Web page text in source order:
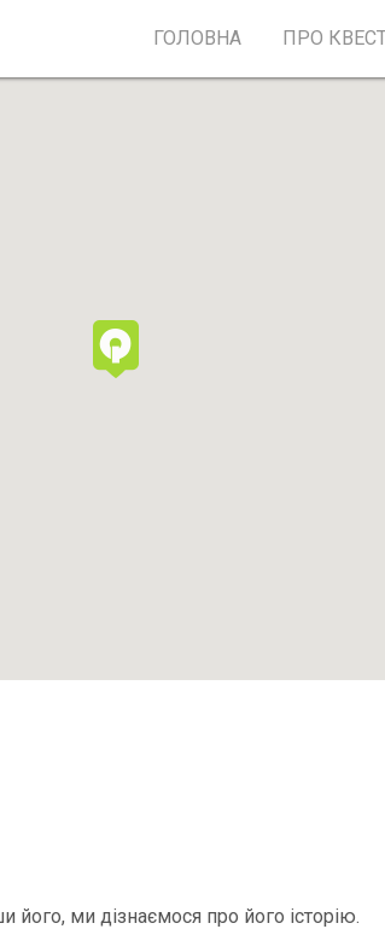
ГОЛОВНА ПРО
ми дізнаємося про його історію.